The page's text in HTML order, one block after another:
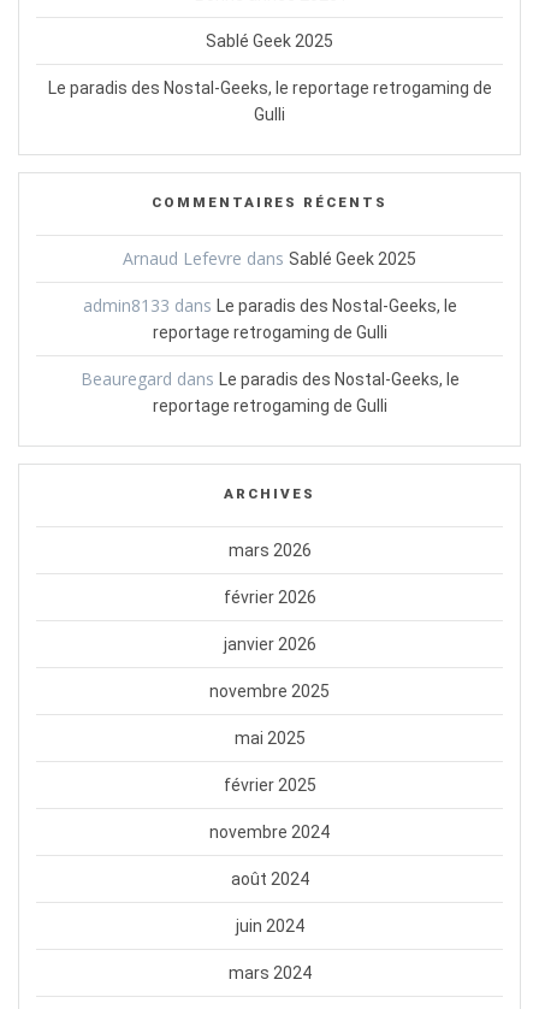
Sablé Geek 2025
Le paradis des Nostal-Geeks, le reportage retrogaming de
Gulli
COMMENTAIRES RÉCENTS
Arnaud Lefevre dans Sablé Geek 2025
admin8133 dans Le paradis des Nostal-Geeks, le
reportage retrogaming de Gulli
Beauregard dans Le paradis des Nostal-Geeks, le
reportage retrogaming de Gulli
ARCHIVES
mars 2026
février 2026
janvier 2026
novembre 2025
mai 2025
février 2025
novembre 2024
août 2024
juin 2024
mars 2024